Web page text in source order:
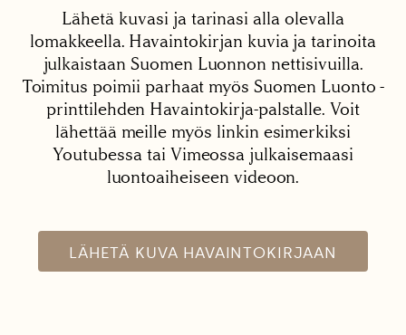
Lähetä kuvasi ja tarinasi alla olevalla
lomakkeella. Havaintokirjan kuvia ja tarinoita
julkaistaan Suomen Luonnon nettisivuilla.
Toimitus poimii parhaat myös Suomen Luonto -
printtilehden Havaintokirja-palstalle. Voit
lähettää meille myös linkin esimerkiksi
Youtubessa tai Vimeossa julkaisemaasi
luontoaiheiseen videoon.
LÄHETÄ KUVA HAVAINTOKIRJAAN